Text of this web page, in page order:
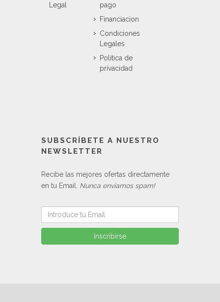
Legal
pago
Financiacion
Condiciones
Legales
Politica de
privacidad
SUBSCRÍBETE A NUESTRO
NEWSLETTER
Recibe las mejores ofertas directamente
en tu Email. Nunca enviamos spam!
Inscribirse